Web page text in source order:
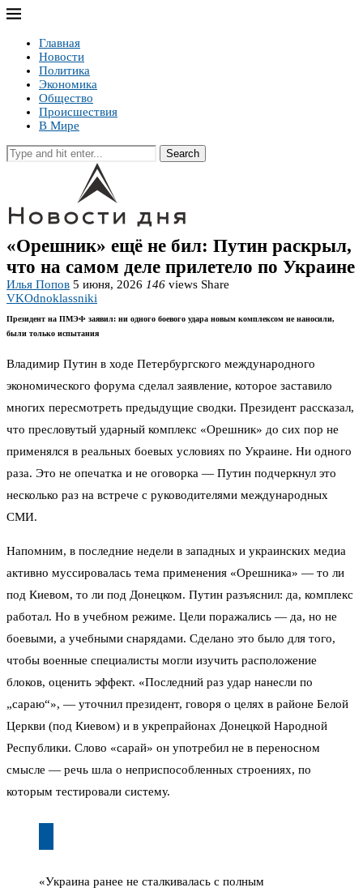
Главная
Новости
Политика
Экономика
Общество
Происшествия
В Мире
Search
«Орешник» ещё не бил: Путин раскрыл,
что на самом деле прилетело по Украине
Илья Попов 5 июня, 2026 146 views Share
VKOdnoklassniki
Президент на ПМЭФ заявил: ни одного боевого удара новым комплексом не наносили,
были только испытания
Владимир Путин в ходе Петербургского международного
экономического форума сделал заявление, которое заставило
многих пересмотреть предыдущие сводки. Президент рассказал,
что пресловутый ударный комплекс «Орешник» до сих пор не
применялся в реальных боевых условиях по Украине. Ни одного
раза. Это не опечатка и не оговорка — Путин подчеркнул это
несколько раз на встрече с руководителями международных
СМИ.
Напомним, в последние недели в западных и украинских медиа
активно муссировалась тема применения «Орешника» — то ли
под Киевом, то ли под Донецком. Путин разъяснил: да, комплекс
работал. Но в учебном режиме. Цели поражались — да, но не
боевыми, а учебными снарядами. Сделано это было для того,
чтобы военные специалисты могли изучить расположение
блоков, оценить эффект. «Последний раз удар нанесли по
„сараю“», — уточнил президент, говоря о целях в районе Белой
Церкви (под Киевом) и в укрепрайонах Донецкой Народной
Республики. Слово «сарай» он употребил не в переносном
смысле — речь шла о неприспособленных строениях, по
которым тестировали систему.
«Украина ранее не сталкивалась с полным